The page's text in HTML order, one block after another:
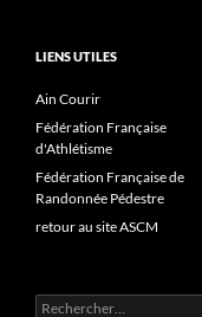
LIENS UTILES
Ain Courir
Fédération Française
d'Athlétisme
Fédération Française de
Randonnée Pédestre
retour au site ASCM
Rechercher :